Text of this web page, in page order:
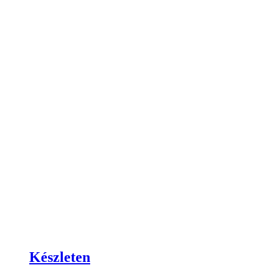
Készleten